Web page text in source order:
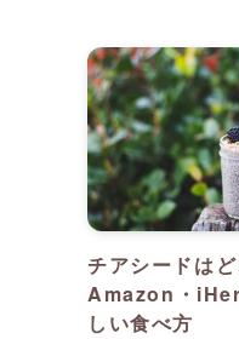
チアシードは
Amazon・
しい食べ方